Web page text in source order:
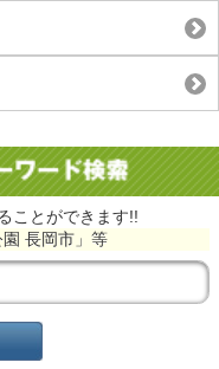
ことができます!!
長岡市」等